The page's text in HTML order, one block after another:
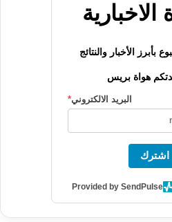
الاخبارية
الأخبار والنتائج
هواة بريس
البريد الالكتروني*
اشترك
Provided by SendPulse